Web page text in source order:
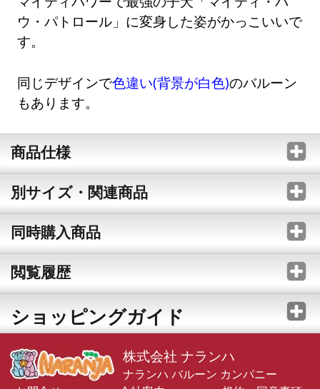
ウ・パトロール」に変身した姿がかっこいいで
す。
同じデザインで色違い(背景が白色)のバルーン
もあります。
商品仕様
別サイズ・関連商品
同時購入商品
閲覧履歴
ショッピングガイド
株式会社 ナランハ
ナランハ バルーン カンパニー